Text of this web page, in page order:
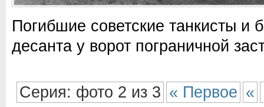
Погибшие советские танкисты и
десанта у ворот пограничной
Серия: фото 2 из 3 « Первое «